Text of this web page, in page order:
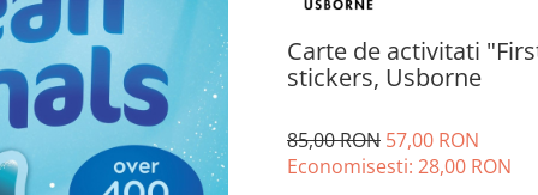
Carte de activitati
stickers, Usborne
85,00 RON 57,00 RON
Economisesti: 28,00 RON